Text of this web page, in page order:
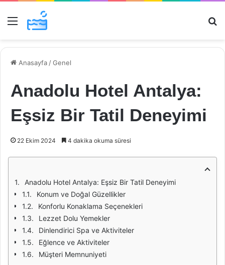
Menü
Anasayfa /Genel
Anadolu Hotel Antalya:
Eşsiz Bir Tatil Deneyimi
22 Ekim 2024 4 dakika okuma süresi
Anadolu Hotel Antalya: Eşsiz Bir Tatil Deneyimi
Konum ve Doğal Güzellikler
Konforlu Konaklama Seçenekleri
Lezzet Dolu Yemekler
Dinlendirici Spa ve Aktiviteler
Eğlence ve Aktiviteler
Müşteri Memnuniyeti